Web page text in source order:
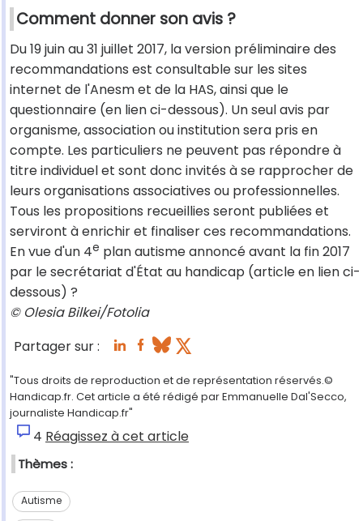
Comment donner son avis ?
Du 19 juin au 31 juillet 2017, la version préliminaire des
recommandations est consultable sur les sites
internet de l'Anesm et de la HAS, ainsi que le
questionnaire (en lien ci-dessous). Un seul avis par
organisme, association ou institution sera pris en
compte. Les particuliers ne peuvent pas répondre à
titre individuel et sont donc invités à se rapprocher de
leurs organisations associatives ou professionnelles.
Tous les propositions recueillies seront publiées et
serviront à enrichir et finaliser ces recommandations.
En vue d'un 4e plan autisme annoncé avant la fin 2017
par le secrétariat d'État au handicap (article en lien ci-
dessous) ?
© Olesia Bilkei/Fotolia
Partager sur :
"Tous droits de reproduction et de représentation réservés.©
Handicap.fr. Cet article a été rédigé par Emmanuelle Dal'Secco,
journaliste Handicap.fr"
4 Réagissez à cet article
Thèmes :
Autisme